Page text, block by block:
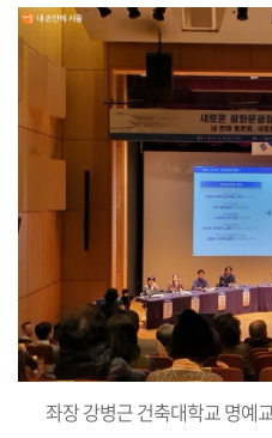
좌장 강병근 건축대학교 명예